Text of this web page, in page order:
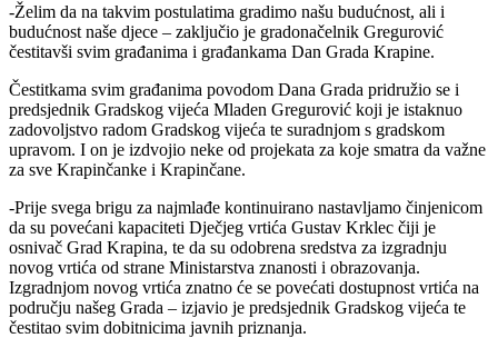
-Želim da na takvim postulatima gradimo našu budućnost, ali i
budućnost naše djece – zaključio je gradonačelnik Gregurović
čestitavši svim građanima i građankama Dan Grada Krapine.
Čestitkama svim građanima povodom Dana Grada pridružio se i
predsjednik Gradskog vijeća Mladen Gregurović koji je istaknuo
zadovoljstvo radom Gradskog vijeća te suradnjom s gradskom
upravom. I on je izdvojio neke od projekata za koje smatra da važne
za sve Krapinčanke i Krapinčane.
-Prije svega brigu za najmlađe kontinuirano nastavljamo činjenicom
da su povećani kapaciteti Dječjeg vrtića Gustav Krklec čiji je
osnivač Grad Krapina, te da su odobrena sredstva za izgradnju
novog vrtića od strane Ministarstva znanosti i obrazovanja.
Izgradnjom novog vrtića znatno će se povećati dostupnost vrtića na
području našeg Grada – izjavio je predsjednik Gradskog vijeća te
čestitao svim dobitnicima javnih priznanja.